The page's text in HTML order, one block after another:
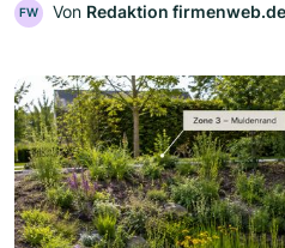
FW Von Redaktion firmenweb.de